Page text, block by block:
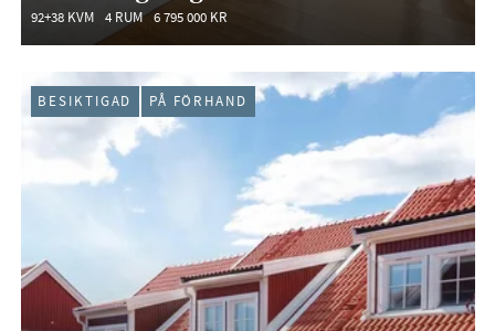
92+38 KVM 4 RUM 6 795 000 KR
BESIKTIGAD PÅ FÖRHAND